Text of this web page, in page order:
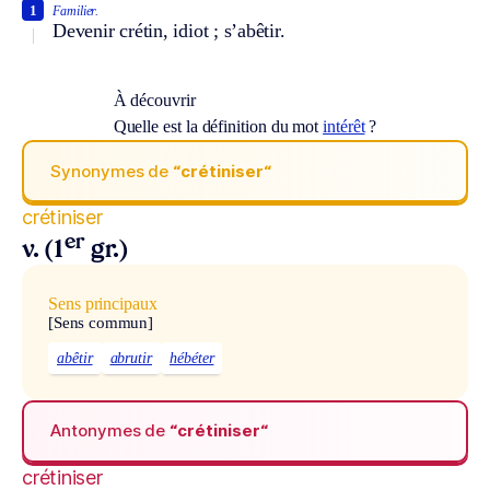
Familier.
Devenir crétin, idiot ; s’abêtir.
1
À découvrir
Quelle est la définition du motintérêt?
Synonymes de “crétiniser“
crétiniser
v. (1er gr.)
Sens principaux
[Sens commun]
abêtir abrutir hébéter
Antonymes de “crétiniser“
crétiniser